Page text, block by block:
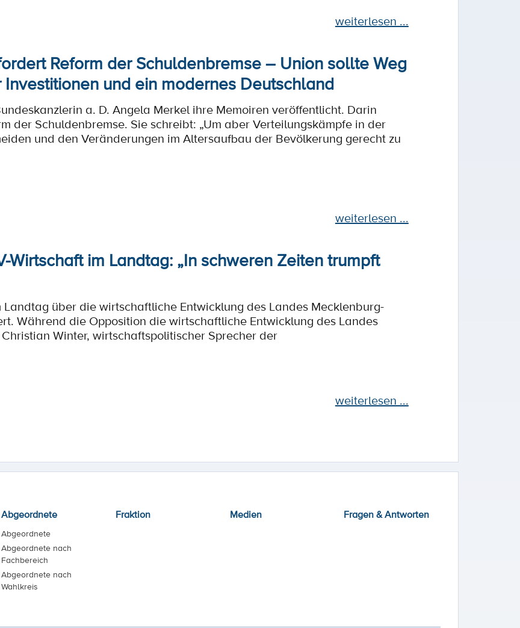
weiterlesen ...
Reform der Schuldenbremse – Union sollte Weg
und ein modernes Deutschland
a. D. Angela Merkel ihre Memoiren veröffentlicht. Darin
der Schuldenbremse. Sie schreibt: „Um aber Verteilungskämpfe in der
und den Veränderungen im Altersaufbau der Bevölkerung gerecht zu
weiterlesen ...
Wirtschaft im Landtag: „In schweren Zeiten trumpft
über die wirtschaftliche Entwicklung des Landes Mecklenburg-
Während die Opposition die wirtschaftliche Entwicklung des Landes
Winter, wirtschaftspolitischer Sprecher der
weiterlesen ...
Abgeordnete
Abgeordnete
Abgeordnete nach
Fachbereich
Abgeordnete nach
Wahlkreis
Fraktion Medien Fragen & Antworten